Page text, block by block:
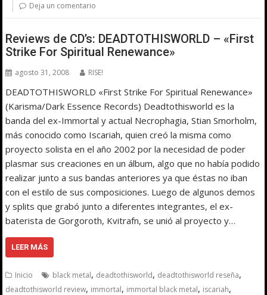
Deja un comentario
Reviews de CD’s: DEADTOTHISWORLD – «First
Strike For Spiritual Renewance»
agosto 31, 2008 RISE!
DEADTOTHISWORLD «First Strike For Spiritual Renewance»
(Karisma/Dark Essence Records) Deadtothisworld es la
banda del ex-Immortal y actual Necrophagia, Stian Smorholm,
más conocido como Iscariah, quien creó la misma como
proyecto solista en el año 2002 por la necesidad de poder
plasmar sus creaciones en un álbum, algo que no había podido
realizar junto a sus bandas anteriores ya que éstas no iban
con el estilo de sus composiciones. Luego de algunos demos
y splits que grabó junto a diferentes integrantes, el ex-
baterista de Gorgoroth, Kvitrafn, se unió al proyecto y…
LEER MÁS
Inicio black metal, deadtothisworld, deadtothisworld reseña,
deadtothisworld review, immortal, immortal black metal, iscariah,